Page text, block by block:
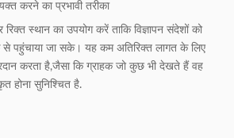
करने का प्रभावी तरीका
रिक्त स्थान का उपयोग करें ताकि विज्ञापन संदेशों को
से पहुंचाया जा सके। यह कम अतिरिक्त लागत के लिए
करता है,जैसा कि ग्राहक जो कुछ भी देखते हैं वह
होना सुनिश्चित है.